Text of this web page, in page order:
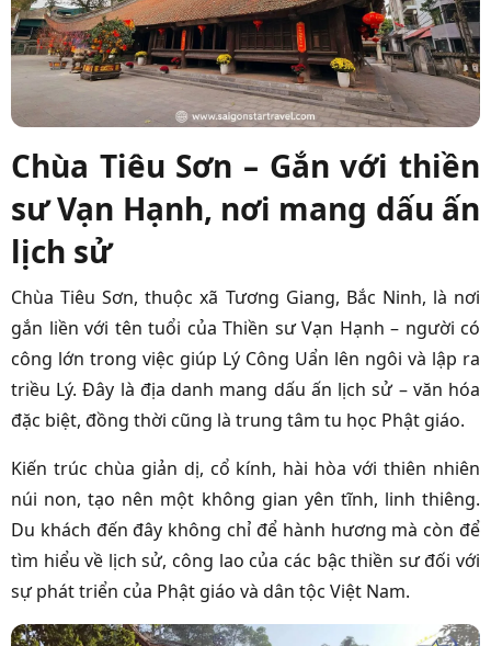
Chùa Tiêu Sơn – Gắn với thiền
sư Vạn Hạnh, nơi mang dấu ấn
lịch sử
Chùa Tiêu Sơn, thuộc xã Tương Giang, Bắc Ninh, là nơi
gắn liền với tên tuổi của Thiền sư Vạn Hạnh – người có
công lớn trong việc giúp Lý Công Uẩn lên ngôi và lập ra
triều Lý. Đây là địa danh mang dấu ấn lịch sử – văn hóa
đặc biệt, đồng thời cũng là trung tâm tu học Phật giáo.
Kiến trúc chùa giản dị, cổ kính, hài hòa với thiên nhiên
núi non, tạo nên một không gian yên tĩnh, linh thiêng.
Du khách đến đây không chỉ để hành hương mà còn để
tìm hiểu về lịch sử, công lao của các bậc thiền sư đối với
sự phát triển của Phật giáo và dân tộc Việt Nam.